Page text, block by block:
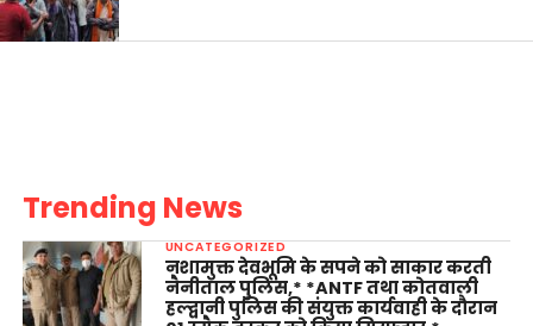
Trending News
UNCATEGORIZED
नशामुक्त देवभूमि के सपने को साकार करती
नैनीताल पुलिस,* *ANTF तथा कोतवाली
हल्द्वानी पुलिस की संयुक्त कार्यवाही के दौरान